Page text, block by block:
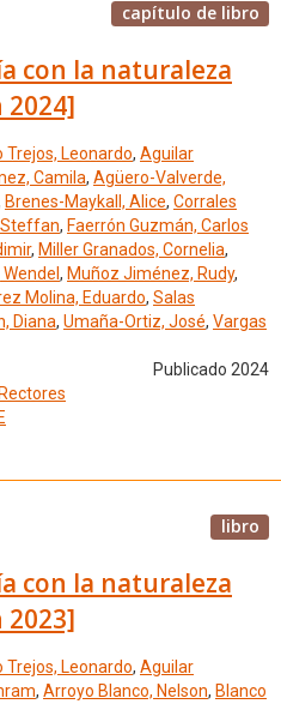
capítulo de libro
con la naturaleza
2024]
Trejos, Leonardo, Aguilar
Camila, Agüero-Valverde,
Brenes-Maykall, Alice, Corrales
, Faerrón Guzmán, Carlos
, Miller Granados, Cornelia,
, Muñoz Jiménez, Rudy,
Molina, Eduardo, Salas
Diana, Umaña-Ortiz, José, Vargas
Publicado 2024
libro
con la naturaleza
2023]
Trejos, Leonardo, Aguilar
, Arroyo Blanco, Nelson, Blanco